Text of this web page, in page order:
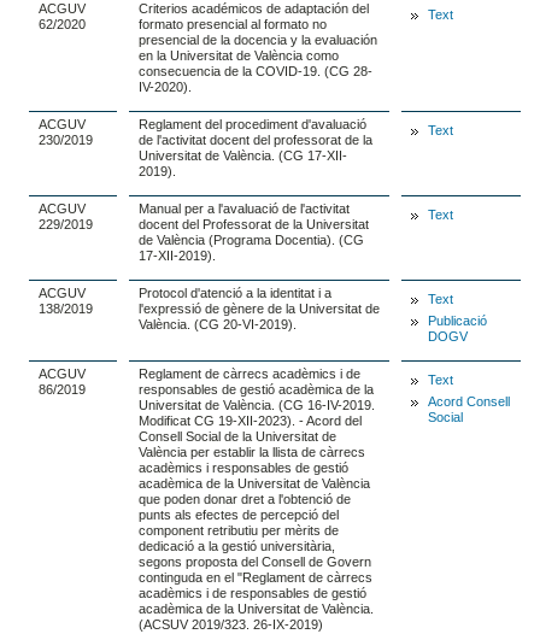
ACGUV
62/2020
Criterios académicos de adaptación del
formato presencial al formato no
presencial de la docencia y la evaluación
en la Universitat de València como
consecuencia de la COVID-19. (CG 28-
IV-2020).
Text
ACGUV
230/2019
Reglament del procediment d'avaluació
de l'activitat docent del professorat de la
Universitat de València. (CG 17-XII-
2019).
Text
ACGUV
229/2019
Manual per a l'avaluació de l'activitat
docent del Professorat de la Universitat
de València (Programa Docentia). (CG
17-XII-2019).
Text
ACGUV
138/2019
Protocol d'atenció a la identitat i a
l'expressió de gènere de la Universitat de
València. (CG 20-VI-2019).
Text
Publicació
DOGV
ACGUV
86/2019
Reglament de càrrecs acadèmics i de
responsables de gestió acadèmica de la
Universitat de València. (CG 16-IV-2019.
Modificat CG 19-XII-2023). - Acord del
Consell Social de la Universitat de
València per establir la llista de càrrecs
acadèmics i responsables de gestió
acadèmica de la Universitat de València
que poden donar dret a l'obtenció de
punts als efectes de percepció del
component retributiu per mèrits de
dedicació a la gestió universitària,
segons proposta del Consell de Govern
continguda en el "Reglament de càrrecs
acadèmics i de responsables de gestió
acadèmica de la Universitat de València.
(ACSUV 2019/323. 26-IX-2019)
Text
Acord Consell
Social